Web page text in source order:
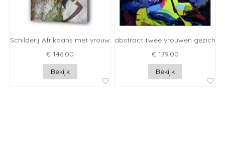
Schilderij Afrikaans met vrouw
€ 146.00
Bekijk
abstract twee vrouwen
€ 179.00
Bekijk